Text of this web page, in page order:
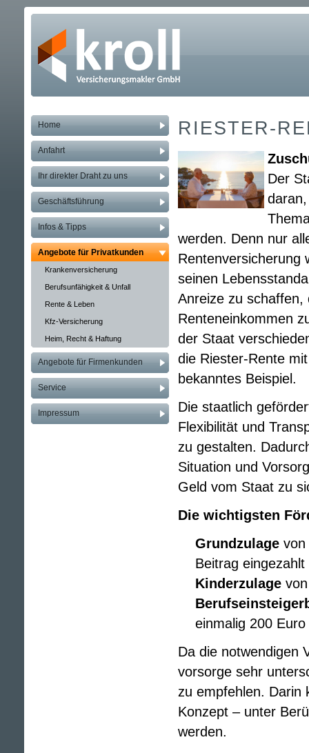
Home
Anfahrt
Ihr direkter Draht zu uns
Geschäftsführung
Infos & Tipps
Angebote für Privatkunden
Kranken­ver­si­che­rung
Berufs­unfähig­keit & Unfall
Rente & Leben
Kfz-Versicherung
Heim, Recht & Haftung
Angebote für Firmenkunden
Service
Impressum
RIESTER-
Der
werden. Denn nur
Rentenversicherung
seinen
Anreize zu schaffen,
Renteneinkommen
der Staat
die Riester-Rente
bekanntes Beispiel.
Die staatlich
Flexibilität und
zu gestalten.
Situation und
Geld vom Staat zu
Die wichtigsten
Grundzulage von
Beitrag
Kinderzulage
einmalig 200 Euro
Da die notwendigen
vorsorge sehr
zu empfehlen. Darin
Konzept – unter
werden.